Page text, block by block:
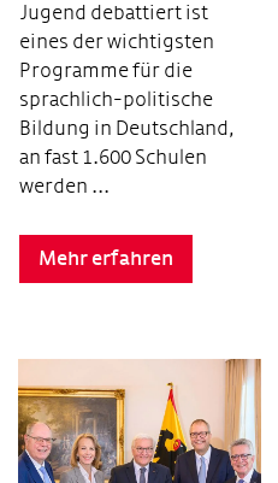
Jugend debattiert ist
eines der wichtigsten
Programme für die
sprachlich-politische
Bildung in Deutschland,
an fast 1.600 Schulen
werden ...
Mehr erfahren